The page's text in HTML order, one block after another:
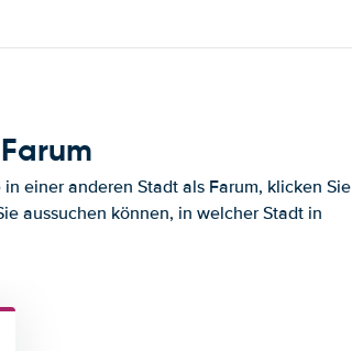
einer anderen Stadt als Farum, klicken Sie
aussuchen können, in welcher Stadt in